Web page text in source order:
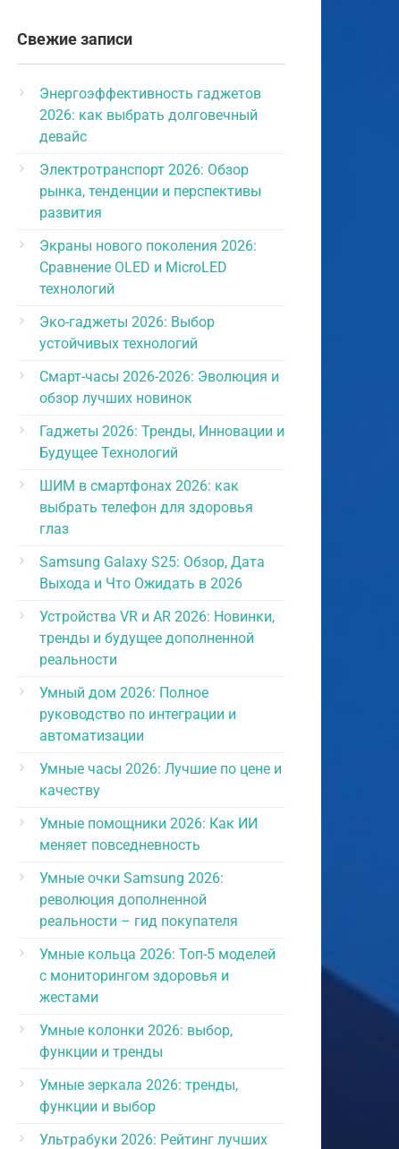
Свежие записи
Энергоэффективность гаджетов
2026: как выбрать долговечный
девайс
Электротранспорт 2026: Обзор
рынка, тенденции и перспективы
развития
Экраны нового поколения 2026:
Сравнение OLED и MicroLED
технологий
Эко-гаджеты 2026: Выбор
устойчивых технологий
Смарт-часы 2026-2026: Эволюция и
обзор лучших новинок
Гаджеты 2026: Тренды, Инновации и
Будущее Технологий
ШИМ в смартфонах 2026: как
выбрать телефон для здоровья
глаз
Samsung Galaxy S25: Обзор, Дата
Выхода и Что Ожидать в 2026
Устройства VR и AR 2026: Новинки,
тренды и будущее дополненной
реальности
Умный дом 2026: Полное
руководство по интеграции и
автоматизации
Умные часы 2026: Лучшие по цене и
качеству
Умные помощники 2026: Как ИИ
меняет повседневность
Умные очки Samsung 2026:
революция дополненной
реальности – гид покупателя
Умные кольца 2026: Топ-5 моделей
с мониторингом здоровья и
жестами
Умные колонки 2026: выбор,
функции и тренды
Умные зеркала 2026: тренды,
функции и выбор
Ультрабуки 2026: Рейтинг лучших